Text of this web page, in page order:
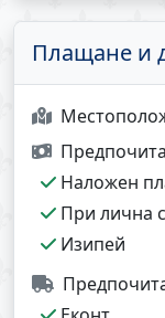
Плащане и
Наложен
При лична
Изипей